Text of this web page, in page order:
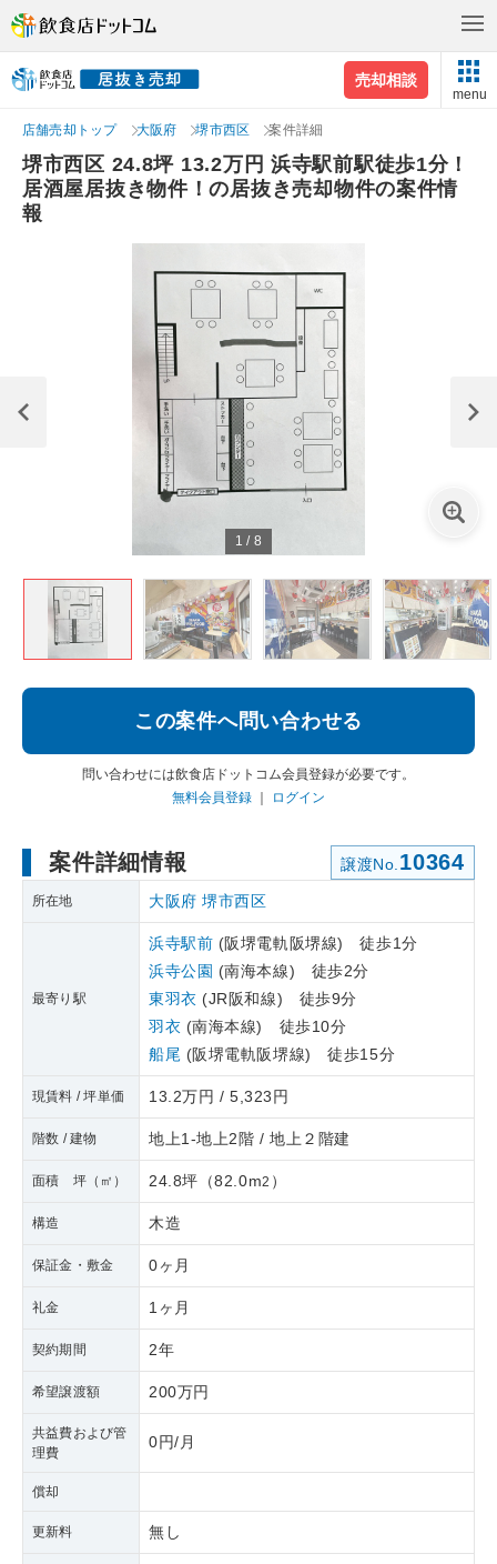
売却相談
menu
店舗売却トップ 大阪府 堺市西区 案件詳細
堺市西区 24.8坪 13.2万円 浜寺駅前駅徒歩1分！
居酒屋居抜き物件！の居抜き売却物件の案件情
報
1 / 8
この案件へ問い合わせる
問い合わせには飲食店ドットコム会員登録が必要です。
無料会員登録
ログイン
案件詳細情報 譲渡No. 10364
所在地 大阪府 堺市西区
最寄り駅
浜寺駅前 (阪堺電軌阪堺線) 徒歩1分
浜寺公園 (南海本線) 徒歩2分
東羽衣 (JR阪和線) 徒歩9分
羽衣 (南海本線) 徒歩10分
船尾 (阪堺電軌阪堺線) 徒歩15分
現賃料 / 坪単価 13.2万円 / 5,323円
階数 / 建物 地上1-地上2階 / 地上２階建
面積 坪（㎡） 24.8坪 （82.0m2 ）
構造 木造
保証金・敷金 0ヶ月
礼金 1ヶ月
契約期間 2年
希望譲渡額 200万円
共益費および管
理費
0円/月
償却
更新料 無し